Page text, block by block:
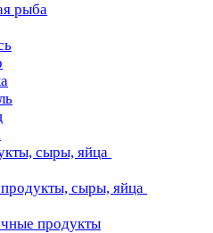
рыба
сыры, яйца
сыры, яйца
продукты